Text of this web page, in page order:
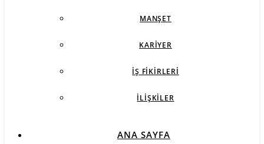
MANŞET
KARIYER
İŞ FIKIRLERI
İLIŞKILER
ANA SAYFA